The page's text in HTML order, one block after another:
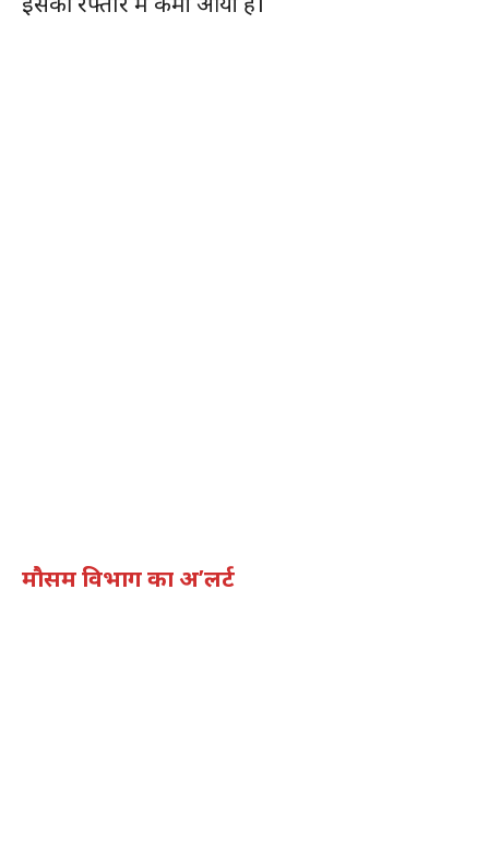
मौसम विभाग का अ’लर्ट